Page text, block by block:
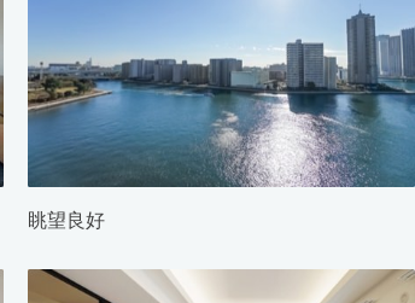
眺望良好